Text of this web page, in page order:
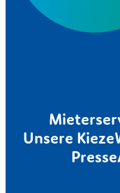
Unsere Kieze
Presse